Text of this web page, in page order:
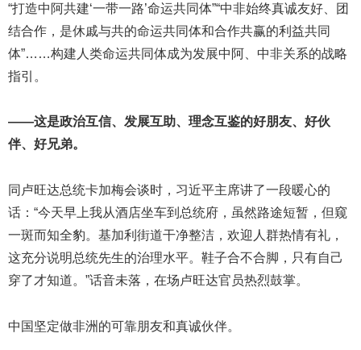
“打造中阿共建‘一带一路’命运共同体”“中非始终真诚友好、团
结合作，是休戚与共的命运共同体和合作共赢的利益共同
体”……构建人类命运共同体成为发展中阿、中非关系的战略
指引。
——这是政治互信、发展互助、理念互鉴的好朋友、好伙
伴、好兄弟。
同卢旺达总统卡加梅会谈时，习近平主席讲了一段暖心的
话：“今天早上我从酒店坐车到总统府，虽然路途短暂，但窥
一斑而知全豹。基加利街道干净整洁，欢迎人群热情有礼，
这充分说明总统先生的治理水平。鞋子合不合脚，只有自己
穿了才知道。”话音未落，在场卢旺达官员热烈鼓掌。
中国坚定做非洲的可靠朋友和真诚伙伴。